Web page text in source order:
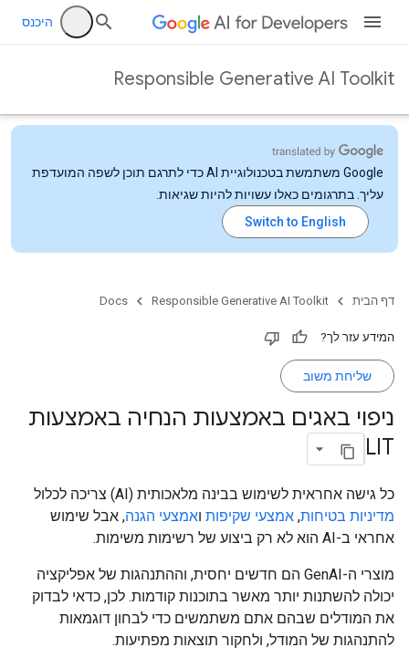
היכנס
Responsible Generative AI Toolkit
‫Google משתמשת בטכנולוגיית AI כדי לתרגם תוכן לשפה המועדפת
עליך. בתרגומים כאלו עשויות להיות שגיאות.
דף הבית Responsible Generative AI Toolkit
Docs
המידע עזר לך?
שליחת משוב
ניפוי באגים באמצעות הנחיה באמצעות
LIT
כל גישה אחראית לשימוש בבינה מלאכותית (AI) צריכה לכלול
מדיניות בטיחות, אמצעי שקיפות ואמצעי הגנה, אבל שימוש
אחראי ב-AI הוא לא רק ביצוע של רשימות משימות.
מוצרי ה-GenAI הם חדשים יחסית, וההתנהגות של אפליקציה
יכולה להשתנות יותר מאשר בתוכנות קודמות. לכן, כדאי לבדוק
את המודלים שבהם אתם משתמשים כדי לבחון דוגמאות
להתנהגות של המודל, ולחקור תוצאות מפתיעות.